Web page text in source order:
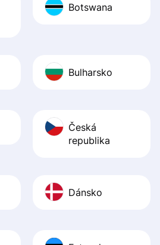
Botswana
Bulharsko
Česká
republika
Dánsko